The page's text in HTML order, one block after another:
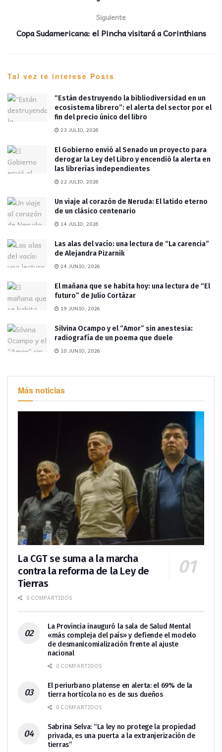
Siguiente
Copa Sudamericana: el Pincha visitará a Corinthians
Tal vez te interese Posts
“Están destruyendo la bibliodiversidad en un
ecosistema librero”: el alerta del sector por el
fin del precio único del libro
23 JULIO, 2026
El Gobierno envió al Senado un proyecto para
derogar la Ley del Libro y encendió la alerta en
las librerías independientes
22 JULIO, 2026
Un viaje al corazón de Neruda: El latido eterno
de un clásico centenario
14 JULIO, 2026
Las alas del vacío: una lectura de “La carencia”
de Alejandra Pizarnik
24 JUNIO, 2026
El mañana que se habita hoy: una lectura de “El
futuro” de Julio Cortázar
19 JUNIO, 2026
Silvina Ocampo y el “Amor” sin anestesia:
radiografía de un poema que duele
10 JUNIO, 2026
Más noticias
La CGT se suma a la marcha
contra la reforma de la Ley de
Tierras
0 COMPARTIDOS
La Provincia inauguró la sala de Salud Mental
«más compleja del país» y defiende el modelo
de desmanicomialización frente al ajuste
nacional
0 COMPARTIDOS
El periurbano platense en alerta: el 69% de la
tierra hortícola no es de sus dueños
0 COMPARTIDOS
Sabrina Selva: “La ley no protege la propiedad
privada, es una puerta a la extranjerización de
tierras”